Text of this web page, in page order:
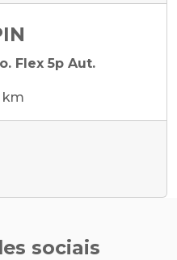
Flex 5p Aut.
km
sociais